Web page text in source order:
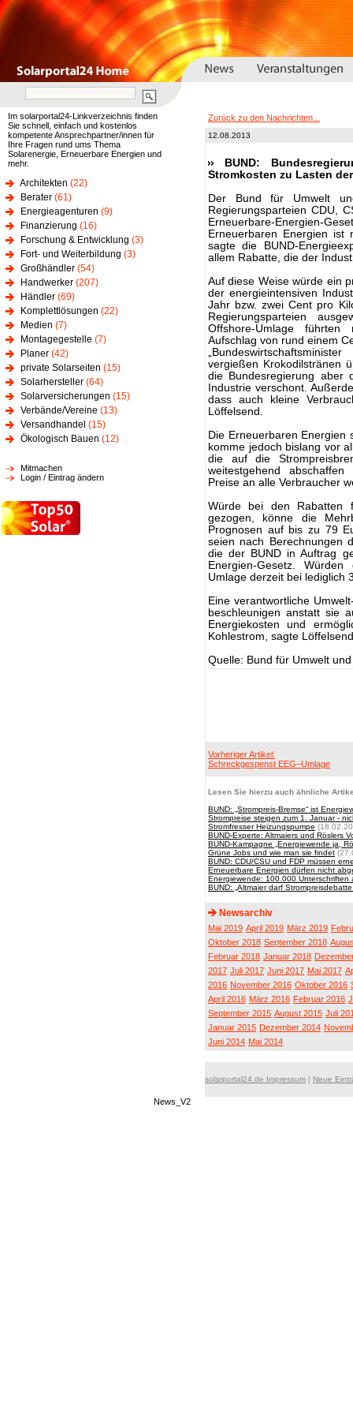
Im solarportal24-Linkverzeichnis finden
Sie schnell, einfach und kostenlos
kompetente Ansprechpartner/innen für
Ihre Fragen rund ums Thema
Solarenergie, Erneuerbare Energien und
mehr.
Architekten (22)
Berater (61)
Energieagenturen (9)
Finanzierung (16)
Forschung & Entwicklung (3)
Fort- und Weiterbildung (3)
Großhändler (54)
Handwerker (207)
Händler (69)
Komplettlösungen (22)
Medien (7)
Montagegestelle (7)
Planer (42)
private Solarseiten (15)
Solarhersteller (64)
Solarversicherungen (15)
Verbände/Vereine (13)
Versandhandel (15)
Ökologisch Bauen (12)
Mitmachen
Login / Eintrag ändern
Zurück zu den Nachrichten...
12.08.2013
BUND:
Stromkosten zu Lasten
Der Bund für Umwelt
Regierungsparteien CDU,
Erneuerbare-Energien-
Erneuerbaren Energien ist
sagte die BUND-
allem Rabatte, die der
Auf diese Weise würde ein
der energieintensiven
Jahr bzw. zwei Cent pro
Regierungsparteien
Offshore-Umlage
Aufschlag von rund einem
vergießen Krokodilstränen
die Bundesregierung aber
Industrie verschont.
dass auch kleine
Löffelsend.
Die Erneuerbaren Energien
komme jedoch bislang vor
die auf die
weitestgehend
Preise an alle Verbraucher
Würde bei den Rabatten
gezogen, könne die
Prognosen auf bis zu 79
seien nach Berechnungen
die der BUND in Auftrag
Energien-Gesetz.
Umlage derzeit bei lediglich
Eine verantwortliche
beschleunigen anstatt sie
Energiekosten und
Kohlestrom, sagte
Quelle: Bund für Umwelt
Vorheriger Artikel:
Schreckgespenst EEG–Umlage
Lesen Sie hierzu auch ähnliche
BUND: „Strompreis-Bremse“ ist
Strompreise steigen zum 1. Januar -
Stromfresser Heizungspumpe
BUND-Experte: Altmaiers und Röslers
BUND-Kampagne „Energiewende ja,
Grüne Jobs und wie man sie findet
BUND: CDU/CSU und FDP müssen
Erneuerbare Energien dürfen nicht
Energiewende: 100.000 Unterschriften
BUND: „Altmaier darf
Newsarchiv
Mai 2019 April 2019 März 2019
Oktober 2018 September 2018
Februar 2018 Januar 2018
2017 Juli 2017 Juni 2017 Mai 2017
2016 November 2016 Oktober 2016
April 2016 März 2016 Februar 2016
September 2015 August 2015 Juli
Januar 2015 Dezember 2014
Juni 2014 Mai 2014
solarportal24.de Impressum | Neue
News_V2